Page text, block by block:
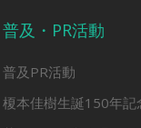
普及・PR活動
普及PR活動
榎本佳樹生誕150年記